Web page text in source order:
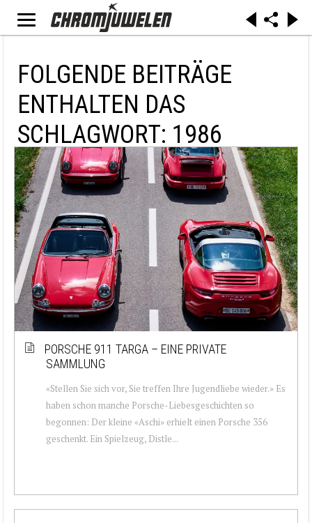
FOLGENDE BEITRÄGE
ENTHALTEN DAS
SCHLAGWORT: 1986
PORSCHE 911 TARGA – EINE PRIVATE
SAMMLUNG
«Stellen Sie sich vor, Sie treffen Ihre Jugendliebe wieder.» Es
haben schon manche Porsche-Liebesgeschichten so
begonnen: Der kleine «Aschi» erhielt einen Porsche 356
geschenkt. Ein Spielzeug, Distle...